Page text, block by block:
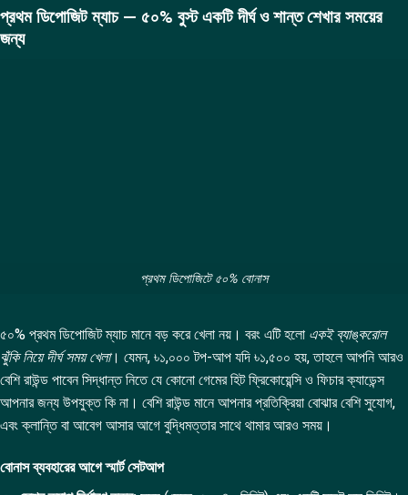
প্রথম ডিপোজিট ম্যাচ — ৫০% বুস্ট একটি দীর্ঘ ও শান্ত শেখার সময়ের
জন্য
প্রথম ডিপোজিটে ৫০% বোনাস
৫০% প্রথম ডিপোজিট ম্যাচ মানে বড় করে খেলা নয়। বরং এটি হলো একই ব্যাঙ্করোল
ঝুঁকি নিয়ে দীর্ঘ সময় খেলা। যেমন, ৳১,০০০ টপ-আপ যদি ৳১,৫০০ হয়, তাহলে আপনি আরও
বেশি রাউন্ড পাবেন সিদ্ধান্ত নিতে যে কোনো গেমের হিট ফ্রিকোয়েন্সি ও ফিচার ক্যাডেন্স
আপনার জন্য উপযুক্ত কি না। বেশি রাউন্ড মানে আপনার প্রতিক্রিয়া বোঝার বেশি সুযোগ,
এবং ক্লান্তি বা আবেগ আসার আগে বুদ্ধিমত্তার সাথে থামার আরও সময়।
বোনাস ব্যবহারের আগে স্মার্ট সেটআপ